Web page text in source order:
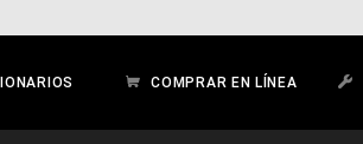
COMPRAR EN LÍNEA